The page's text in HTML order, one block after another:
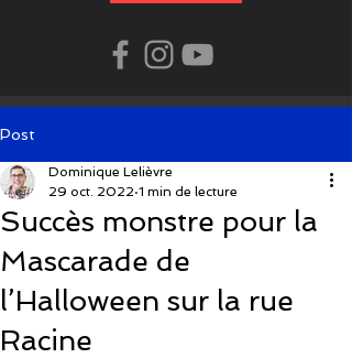
Post
Succès monstre pour la
Mascarade de
l’Halloween sur la rue
Racine
Dominique Lelièvre
29 oct. 2022 1 min de lecture